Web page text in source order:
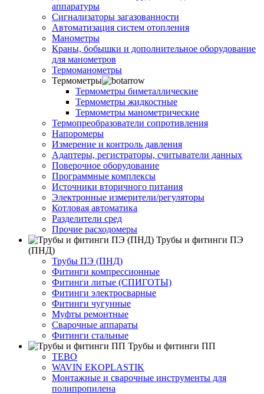
аппаратуры
Сигнализаторы загазованности
Автоматизация систем отопления
Манометры
Краны, бобышки и дополнительное оборудование
для манометров
Термоманометры
Термометры
Термометры биметаллические
Термометры жидкостные
Термометры манометрические
Термопреобразователи сопротивления
Напоромеры
Измерение и контроль давления
Адаптеры, регистраторы, считыватели данных
Поверочное оборудование
Программные комплексы
Источники вторичного питания
Электронные измерители/регуляторы
Котловая автоматика
Разделители сред
Прочие расходомеры
Трубы и фитинги ПЭ
(ПНД)
Трубы ПЭ (ПНД)
Фитинги компрессионные
Фитинги литые (СПИГОТЫ)
Фитинги электросварные
Фитинги чугунные
Муфты ремонтные
Сварочные аппараты
Фитинги стальные
Трубы и фитинги ПП
TEBO
WAVIN EKOPLASTIK
Монтажные и сварочные инструменты для
полипропилена